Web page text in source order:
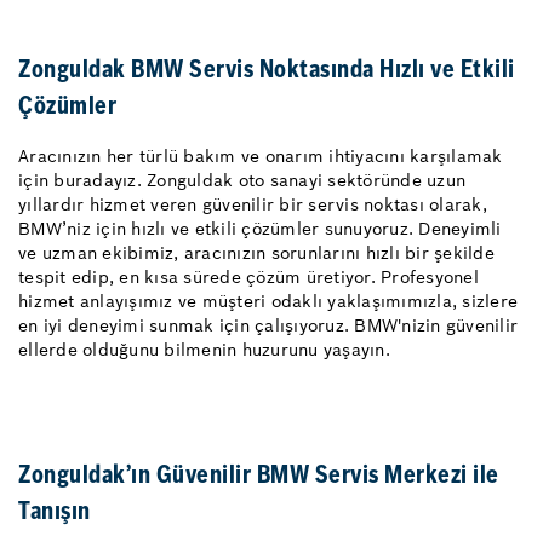
Zonguldak BMW Servis Noktasında Hızlı ve Etkili
Çözümler
Aracınızın her türlü bakım ve onarım ihtiyacını karşılamak
için buradayız. Zonguldak oto sanayi sektöründe uzun
yıllardır hizmet veren güvenilir bir servis noktası olarak,
BMW’niz için hızlı ve etkili çözümler sunuyoruz. Deneyimli
ve uzman ekibimiz, aracınızın sorunlarını hızlı bir şekilde
tespit edip, en kısa sürede çözüm üretiyor. Profesyonel
hizmet anlayışımız ve müşteri odaklı yaklaşımımızla, sizlere
en iyi deneyimi sunmak için çalışıyoruz. BMW'nizin güvenilir
ellerde olduğunu bilmenin huzurunu yaşayın.
Zonguldak’ın Güvenilir BMW Servis Merkezi ile
Tanışın